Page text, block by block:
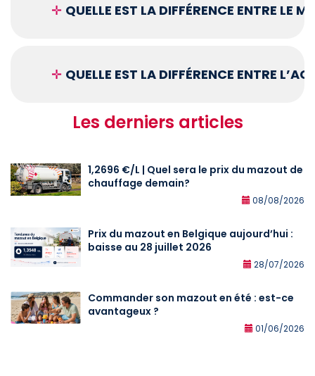
✛ QUELLE EST LA DIFFÉRENCE ENTRE LE
✛ QUELLE EST LA DIFFÉRENCE ENTRE
Les derniers articles
1,2696 €/L | Quel sera le prix du mazout de
chauffage demain?
08/08/2026
Prix du mazout en Belgique aujourd’hui :
baisse au 28 juillet 2026
28/07/2026
Commander son mazout en été : est-ce
avantageux ?
01/06/2026